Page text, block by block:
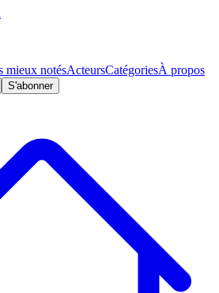
mieux notésActeursCatégoriesÀ propos
S'abonner